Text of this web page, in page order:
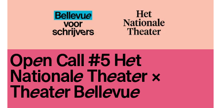
Open Call #5 Het
Nationale Theater ×
Theater Bellevue